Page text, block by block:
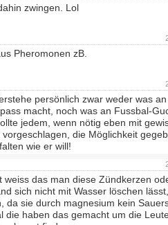
zwingen. Lol
Pheromonen zB.
persönlich zwar weder was an
macht, noch was an Fussbal-
jedem, wenn nötig eben mit
die Möglichkeit
wie er will!
weiss das man diese Zündkerzen
sich nicht mit Wasser löschen
da sie durch magnesium kein
die haben das gemacht um die